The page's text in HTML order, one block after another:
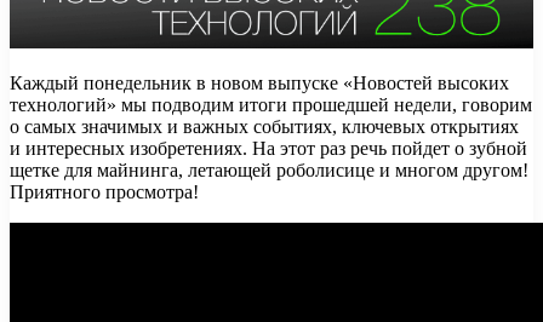
Каждый понедельник в новом выпуске «Новостей высоких
технологий» мы подводим итоги прошедшей недели, говорим
о самых значимых и важных событиях, ключевых открытиях
и интересных изобретениях. На этот раз речь пойдет о зубной
щетке для майнинга, летающей роболисице и многом другом!
Приятного просмотра!